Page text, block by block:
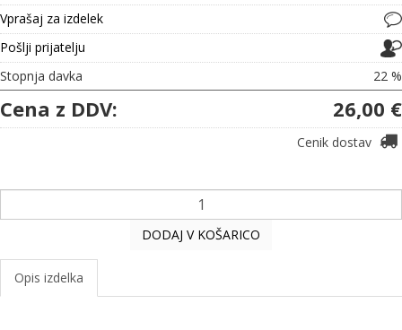
Vprašaj za izdelek
Pošlji prijatelju
Stopnja davka
22 %
Cena z DDV: 26,00 €
Cenik dostav
DODAJ V KOŠARICO
Opis izdelka